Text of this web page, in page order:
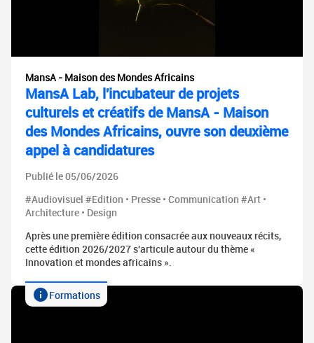
MansA - Maison des Mondes Africains
MansA Lab, l'incubateur de projets
culturels et créatifs de MansA - Maison
des Mondes Africains, ouvre son deuxième
appel à candidatures
Publié le 05/06/2026
#Audiovisuel #Edition • Presse • Communication #Art •
Architecture • Design
Après une première édition consacrée aux nouveaux récits,
cette édition 2026/2027 s'articule autour du thème «
Innovation et mondes africains ».
Formations